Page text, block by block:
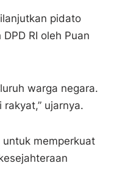
pidato
RI oleh Puan
warga negara.
ujarnya.
memperkuat